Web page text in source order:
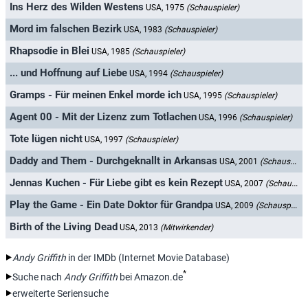
Ins Herz des Wilden Westens USA, 1975 (Schauspieler)
Mord im falschen Bezirk USA, 1983 (Schauspieler)
Rhapsodie in Blei USA, 1985 (Schauspieler)
... und Hoffnung auf Liebe USA, 1994 (Schauspieler)
Gramps - Für meinen Enkel morde ich USA, 1995 (Schauspieler)
Agent 00 - Mit der Lizenz zum Totlachen USA, 1996 (Schauspieler)
Tote lügen nicht USA, 1997 (Schauspieler)
Daddy and Them - Durchgeknallt in Arkansas USA, 2001 (Schauspieler)
Jennas Kuchen - Für Liebe gibt es kein Rezept USA, 2007 (Schauspieler)
Play the Game - Ein Date Doktor für Grandpa USA, 2009 (Schauspieler)
Birth of the Living Dead USA, 2013 (Mitwirkender)
Andy Griffith in der IMDb (Internet Movie Database)
Suche nach Andy Griffith bei Amazon.de*
erweiterte Seriensuche